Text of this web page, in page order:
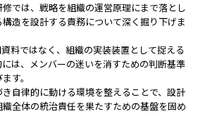
では、戦略を組織の運営原理にまで落とし
造を設計する責務について深く掘り下げま
料ではなく、組織の実装装置として捉える
は、メンバーの迷いを消すための判断基準
す。
自律的に動ける環境を整えることで、設計
全体の統治責任を果たすための基盤を固め